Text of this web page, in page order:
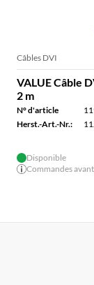
Câbles DVI
VALUE Câble
2 m
N° d'article
Herst.-Art.-Nr.:
Disponible
Commandes